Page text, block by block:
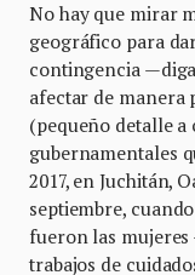
No hay que mirar
geográfico para
contingencia
afectar de manera
(pequeño detalle
gubernamentales
2017, en Juchitán,
septiembre,
fueron las
trabajos de